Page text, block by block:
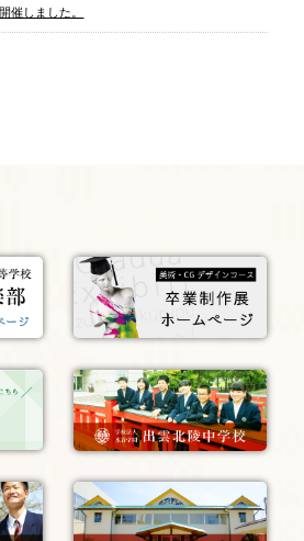
催しました。